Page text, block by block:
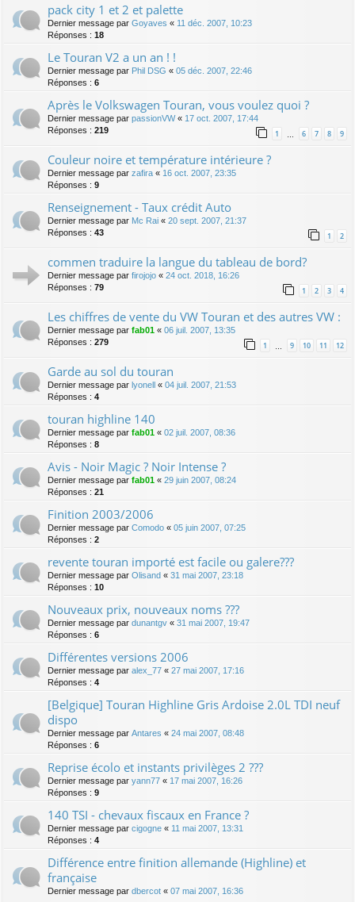
pack city 1 et 2 et palette
Dernier message par Goyaves « 11 déc. 2007, 10:23
Réponses : 18
Le Touran V2 a un an ! !
Dernier message par Phil DSG « 05 déc. 2007, 22:46
Réponses : 6
Après le Volkswagen Touran, vous voulez quoi ?
Dernier message par passionVW« 17 oct. 2007, 17:44
Réponses : 219 1 6 7 8 9
Couleur noire et température intérieure ?
Dernier message par zafira « 16 oct. 2007, 23:35
Réponses : 9
Renseignement - Taux crédit Auto
Dernier message par Mc Rai « 20 sept. 2007, 21:37
Réponses : 43 1 2
commen traduire la langue du tableau de bord?
Dernier message par firojojo « 24 oct. 2018, 16:26
Réponses : 79 1 2 3 4
Les chiffres de vente du VW Touran et des autres VW :
Dernier message par fab01 « 06 juil. 2007, 13:35
Réponses : 279 1 … 9 10 11 12
Garde au sol du touran
Dernier message par lyonell « 04 juil. 2007, 21:53
Réponses : 4
touran highline 140
Dernier message par fab01 « 02 juil. 2007, 08:36
Réponses : 8
Avis - Noir Magic ? Noir Intense ?
Dernier message par fab01 « 29 juin 2007, 08:24
Réponses : 21
Finition 2003/2006
Dernier message par Comodo « 05 juin 2007, 07:25
Réponses : 2
revente touran importé est facile ou galere???
Dernier message par Olisand « 31 mai 2007, 23:18
Réponses : 10
Nouveaux prix, nouveaux noms ???
Dernier message par dunantgv « 31 mai 2007, 19:47
Réponses : 6
Différentes versions 2006
Dernier message par alex_77 « 27 mai 2007, 17:16
Réponses : 4
[Belgique] Touran Highline Gris Ardoise 2.0L TDI neuf
dispo
Dernier message par Antares « 24 mai 2007, 08:48
Réponses : 6
Reprise écolo et instants privilèges 2 ???
Dernier message par yann77 « 17 mai 2007, 16:26
Réponses : 9
140 TSI - chevaux fiscaux en France ?
Dernier message par cigogne « 11 mai 2007, 13:31
Réponses : 4
Différence entre finition allemande (Highline) et
française
Dernier message par dbercot « 07 mai 2007, 16:36